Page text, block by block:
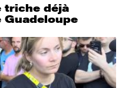
triche déjà
Guadeloupe